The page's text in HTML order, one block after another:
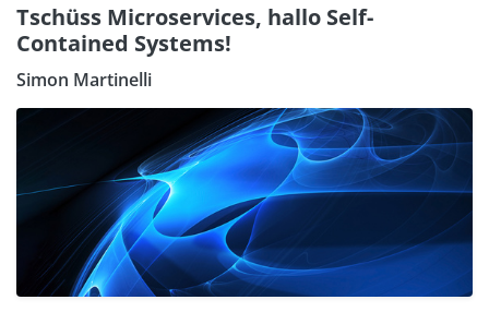
Tschüss Microservices, hallo Self-
Contained Systems!
Simon Martinelli